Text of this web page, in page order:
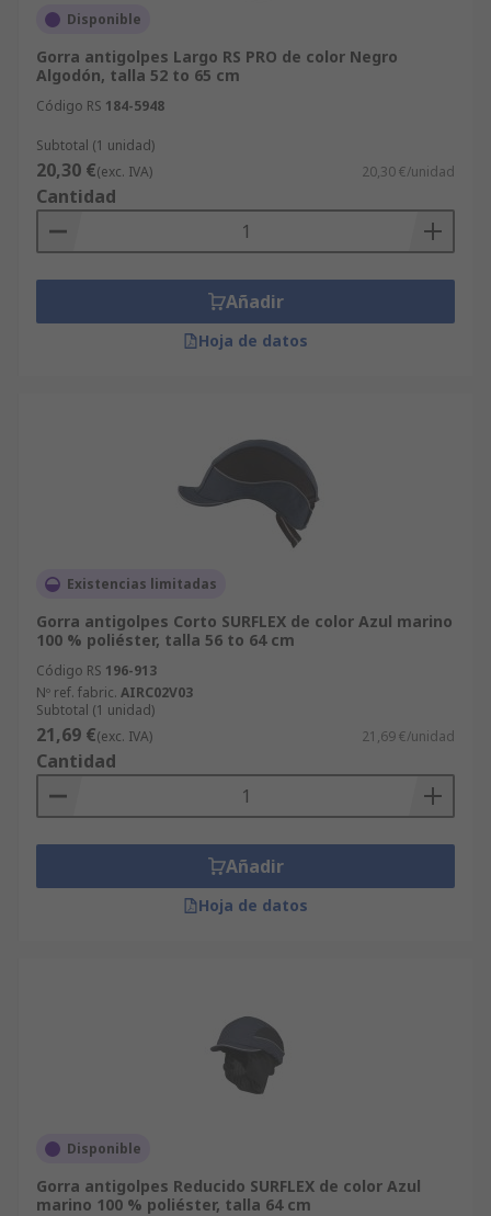
Disponible
Gorra antigolpes Largo RS PRO de color Negro
Algodón, talla 52 to 65 cm
Código RS 184-5948
Subtotal (1 unidad)
20,30 €(exc. IVA) 20,30 €/unidad
Cantidad
Añadir
Hoja de datos
Existencias limitadas
Gorra antigolpes Corto SURFLEX de color Azul marino
100 % poliéster, talla 56 to 64 cm
Código RS 196-913
Nº ref. fabric. AIRC02V03
Subtotal (1 unidad)
21,69 €(exc. IVA) 21,69 €/unidad
Cantidad
Añadir
Hoja de datos
Disponible
Gorra antigolpes Reducido SURFLEX de color Azul
marino 100 % poliéster, talla 64 cm